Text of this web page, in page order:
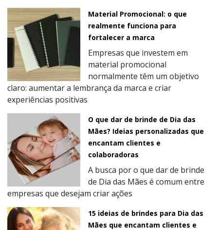
Material Promocional: o que
realmente funciona para
fortalecer a marca
Empresas que investem em
material promocional
normalmente têm um objetivo
claro: aumentar a lembrança da marca e criar
experiências positivas
O que dar de brinde de Dia das
Mães? Ideias personalizadas que
encantam clientes e
colaboradoras
A busca por o que dar de brinde
de Dia das Mães é comum entre
empresas que desejam criar ações
15 ideias de brindes para Dia das
Mães que encantam clientes e